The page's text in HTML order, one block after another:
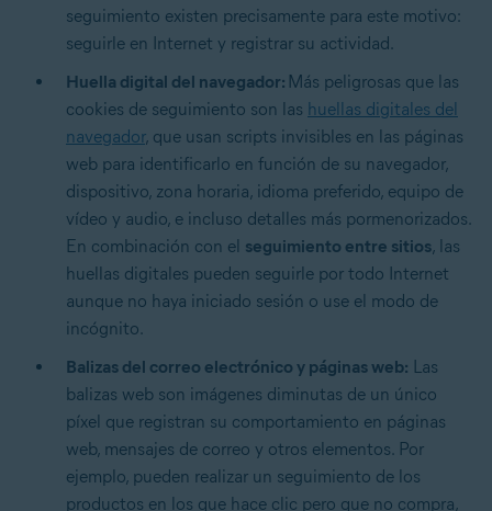
seguimiento existen precisamente para este motivo:
seguirle en Internet y registrar su actividad.
Huella digital del navegador: Más peligrosas que las
cookies de seguimiento son las huellas digitales del
navegador, que usan scripts invisibles en las páginas
web para identificarlo en función de su navegador,
dispositivo, zona horaria, idioma preferido, equipo de
vídeo y audio, e incluso detalles más pormenorizados.
En combinación con el seguimiento entre sitios, las
huellas digitales pueden seguirle por todo Internet
aunque no haya iniciado sesión o use el modo de
incógnito.
Balizas del correo electrónico y páginas web: Las
balizas web son imágenes diminutas de un único
píxel que registran su comportamiento en páginas
web, mensajes de correo y otros elementos. Por
ejemplo, pueden realizar un seguimiento de los
productos en los que hace clic pero que no compra,